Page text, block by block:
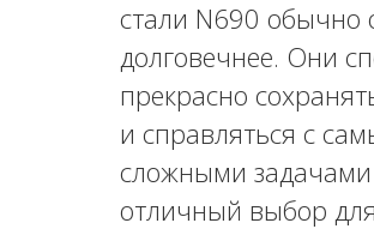
стали N690 обычно
долговечнее. Они
прекрасно
и справляться с
сложными задачами
отличный выбор